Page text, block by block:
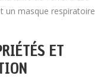
un masque respiratoire
ET